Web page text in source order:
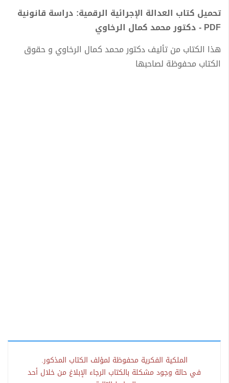
تحميل كتاب العدالة الإجرائية الرقمية: دراسة قانونية
PDF - دكتور محمد كمال الرخاوي
هذا الكتاب من تأليف دكتور محمد كمال الرخاوي و حقوق
الكتاب محفوظة لصاحبها
الملكية الفكرية محفوظة لمؤلف الكتاب المذكور.
في حالة وجود مشكلة بالكتاب الرجاء الإبلاغ من خلال أحد